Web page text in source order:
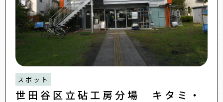
スポット
世田谷区立砧工房分場 キタミ・